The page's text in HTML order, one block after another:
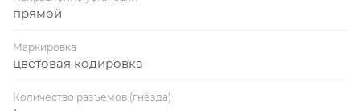
прямой
Маркировка
цветовая кодировка
Количество разъемов (гнёзда)